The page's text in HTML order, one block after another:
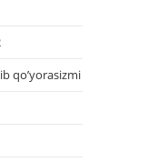
qo’yorasizmi